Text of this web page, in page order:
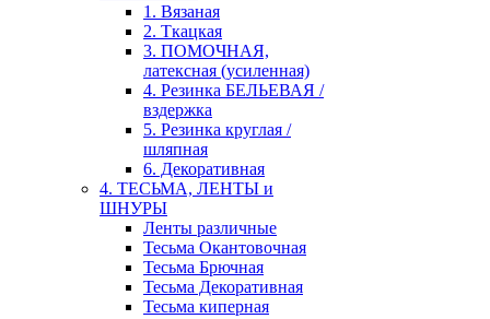
1. Вязаная
2. Ткацкая
3. ПОМОЧНАЯ,
латексная (усиленная)
4. Резинка БЕЛЬЕВАЯ /
вздержка
5. Резинка круглая /
шляпная
6. Декоративная
4. ТЕСЬМА, ЛЕНТЫ и
ШНУРЫ
Ленты различные
Тесьма Окантовочная
Тесьма Брючная
Тесьма Декоративная
Тесьма киперная